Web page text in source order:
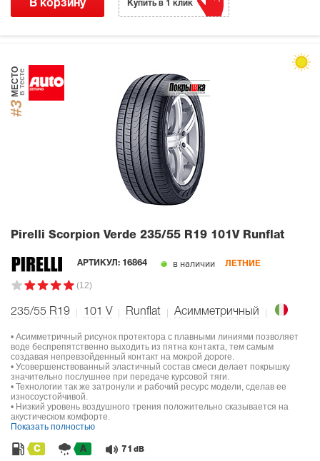
В корзину Купить в 1 клик
#3
МЕСТОв тесте
Pirelli Scorpion Verde 235/55 R19 101V Runflat
АРТИКУЛ: 16864 в наличии ЛЕТНИЕ
(12)
235/55 R19 101 V Runflat Асимметричный
• Асимметричный рисунок протектора с плавными линиями позволяет
воде беспрепятственно выходить из пятна контакта, тем самым
создавая непревзойденный контакт на мокрой дороге.
• Усовершенствованный эластичный состав смеси делает покрышку
значительно послушнее при передаче курсовой тяги.
• Технологии так же затронули и рабочий ресурс модели, сделав ее
износоустойчивой.
• Низкий уровень воздушного трения положительно сказывается на
акустическом комфорте.
Показать полностью
C A 71 dB